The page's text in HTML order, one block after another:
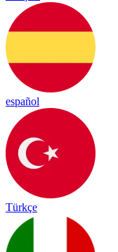
español
Türkçe